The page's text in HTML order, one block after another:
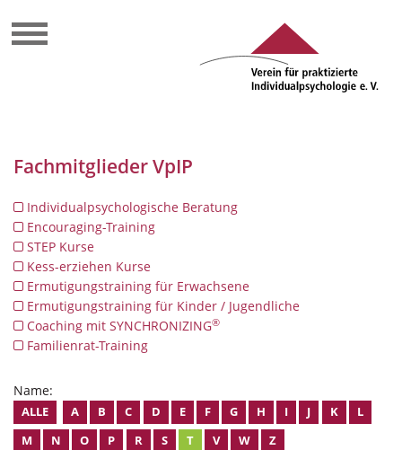
Fachmitglieder VpIP
Individualpsychologische Beratung
Encouraging-Training
STEP Kurse
Kess-erziehen Kurse
Ermutigungstraining für Erwachsene
Ermutigungstraining für Kinder / Jugendliche
Coaching mit SYNCHRONIZING®
Familienrat-Training
Name:
ALLE A B C D E F G H I J K
L
M
N O P R S T V W Z